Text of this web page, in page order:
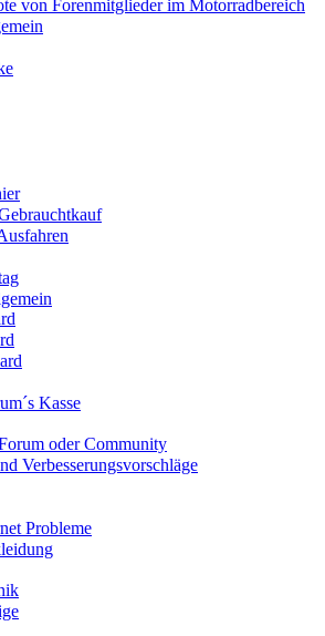
von Forenmitglieder im Motorradbereich
Kasse
oder Community
Verbesserungsvorschläge
Probleme